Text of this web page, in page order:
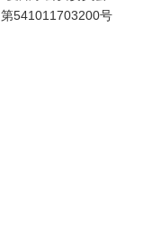
第541011703200号